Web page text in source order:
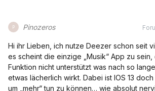
P Pinozeros
Hi ihr Lieben, ich nutze Deezer schon seit
es scheint die einzige „Musik“ App zu
Funktion nicht unterstützt was nach so
etwas lächerlich wirkt. Dabei ist IOS 13
um „mehr“ tun zu können… wie absolut